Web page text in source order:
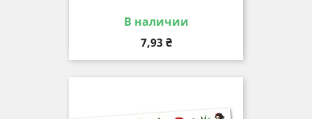
В наличии
Цена
7,93 ₴